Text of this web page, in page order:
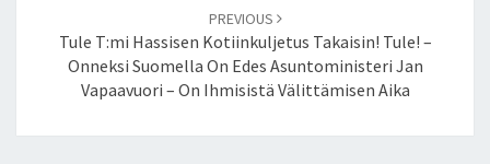
PREVIOUS
Tule T:mi Hassisen Kotiinkuljetus Takaisin! Tule! –
Onneksi Suomella On Edes Asuntoministeri Jan
Vapaavuori – On Ihmisistä Välittämisen Aika